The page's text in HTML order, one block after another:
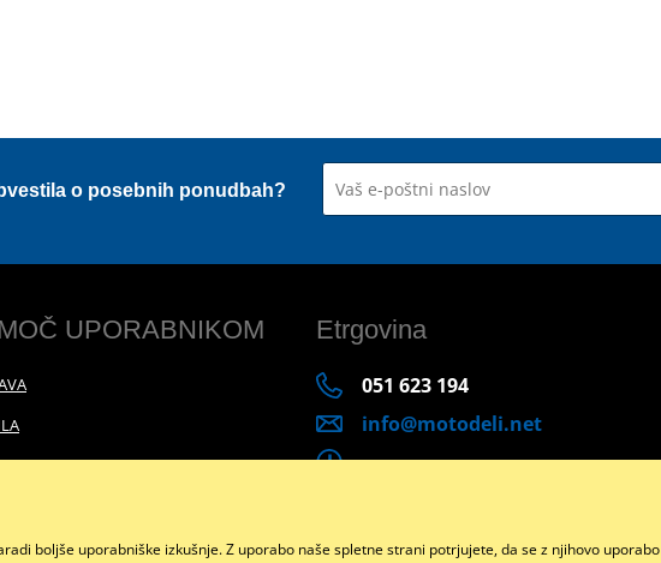
o posebnih ponudbah?
UPORABNIKOM Etrgovina
051 623 194
info@motodeli.net
Facebook
boljše uporabniške izkušnje. Z uporabo naše spletne strani potrjujete, da se z njihovo uporabo